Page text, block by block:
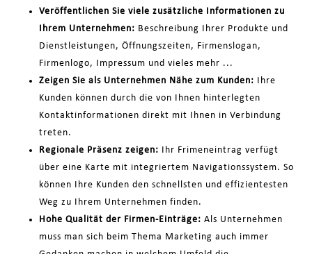
Veröffentlichen Sie viele zusätzliche Informationen zu
Ihrem Unternehmen: Beschreibung Ihrer Produkte und
Dienstleistungen, Öffnungszeiten, Firmenslogan,
Firmenlogo, Impressum und vieles mehr ...
Zeigen Sie als Unternehmen Nähe zum Kunden: Ihre
Kunden können durch die von Ihnen hinterlegten
Kontaktinformationen direkt mit Ihnen in Verbindung
treten.
Regionale Präsenz zeigen: Ihr Frimeneintrag verfügt
über eine Karte mit integriertem Navigationssystem. So
können Ihre Kunden den schnellsten und effizientesten
Weg zu Ihrem Unternehmen finden.
Hohe Qualität der Firmen-Einträge: Als Unternehmen
muss man sich beim Thema Marketing auch immer